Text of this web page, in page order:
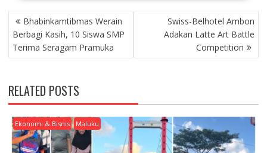
P
O
S
T
A
V
I
G
A
T
Bhabinkamtibmas Werain
Berbagi Kasih, 10 Siswa SMP
Terima Seragam Pramuka
Swiss-Belhotel Ambon
Adakan Latte Art Battle
Competition
RELATED POSTS
Ekonomi & Bisnis Maluku